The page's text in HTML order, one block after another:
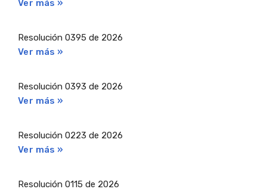
Ver más »
Resolución 0395 de 2026
Ver más »
Resolución 0393 de 2026
Ver más »
Resolución 0223 de 2026
Ver más »
Resolución 0115 de 2026